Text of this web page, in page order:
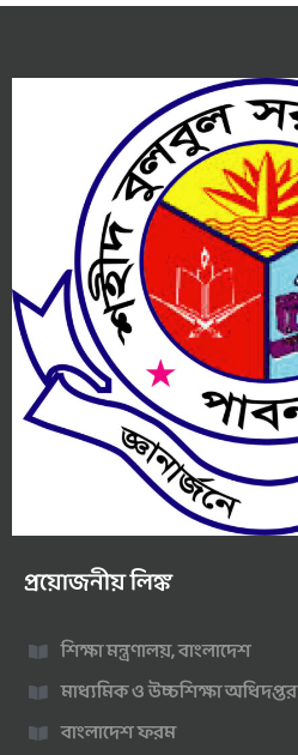
প্রয়োজনীয় লিঙ্ক
শিক্ষা মন্ত্রণালয়, বাংলাদেশ
মাধ্যমিক ও উচ্চশিক্ষা অধিদপ্তর
বাংলাদেশ ফরম